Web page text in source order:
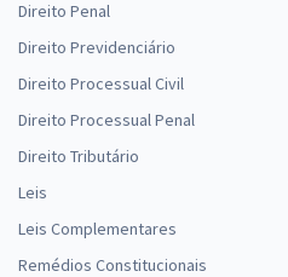
Direito Penal
Direito Previdenciário
Direito Processual Civil
Direito Processual Penal
Direito Tributário
Leis
Leis Complementares
Remédios Constitucionais